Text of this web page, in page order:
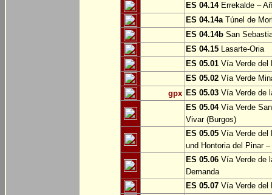
ES 04.14Errekalde –
ES 04.14aTúnel de
ES 04.14b San
ES 04.15 Lasarte-Oria
ES 05.01 Vía Verde del
ES 05.02 Vía Verde
gpx ES 05.03 Vía Verde de
ES 05.04Vía Verde
Vivar (Burgos)
ES 05.05 Vía Verde del
und Hontoria del Pinar
ES 05.06 Vía Verde de
Demanda
ES 05.07 Vía Verde del